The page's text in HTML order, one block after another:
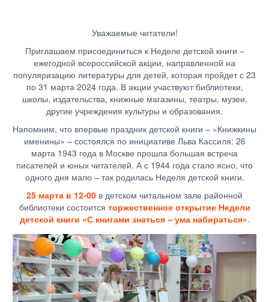
Уважаемые читатели!
Приглашаем присоединиться к Неделе детской книги –
ежегодной всероссийской акции, направленной на
популяризацию литературы для детей, которая пройдет с 23
по 31 марта 2024 года. В акции участвуют библиотеки,
школы, издательства, книжные магазины, театры, музеи,
другие учреждения культуры и образования.
Напомним, что впервые праздник детской книги – «Книжкины
именины» – состоялся по инициативе Льва Кассиля: 26
марта 1943 года в Москве прошла большая встреча
писателей и юных читателей. А с 1944 года стало ясно, что
одного дня мало – так родилась Неделя детской книги.
25 марта в 12-00 в детском читальном зале районной
библиотеки состоится торжественное открытие Недели
детской книги «С книгами знаться – ума набираться».